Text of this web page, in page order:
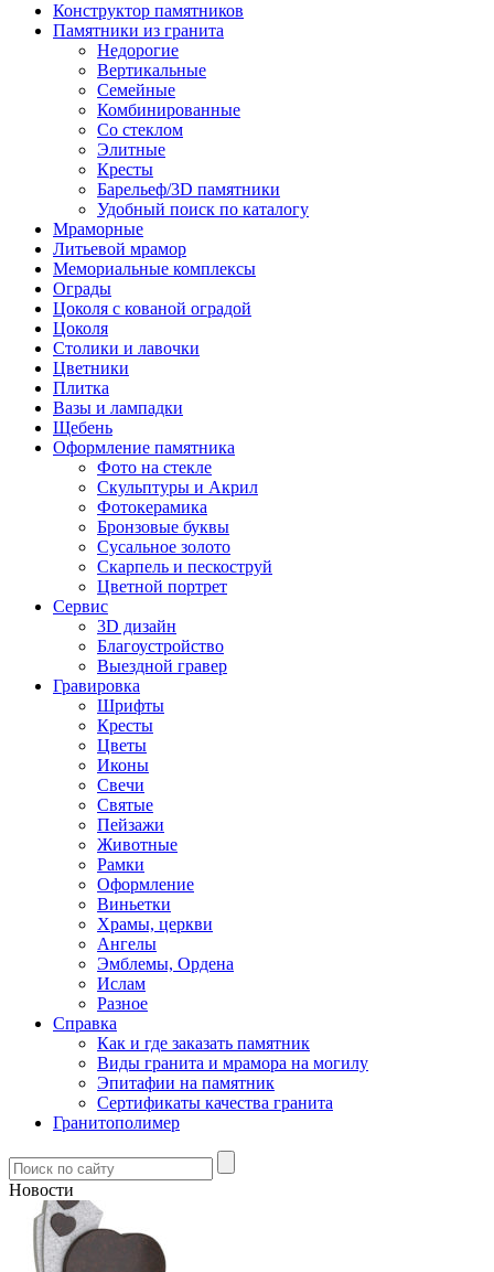
Конструктор памятников
Памятники из гранита
Недорогие
Вертикальные
Семейные
Комбинированные
Со стеклом
Элитные
Кресты
Барельеф/3D памятники
Удобный поиск по каталогу
Мраморные
Литьевой мрамор
Мемориальные комплексы
Ограды
Цоколя с кованой оградой
Цоколя
Столики и лавочки
Цветники
Плитка
Вазы и лампадки
Щебень
Оформление памятника
Фото на стекле
Скульптуры и Акрил
Фотокерамика
Бронзовые буквы
Сусальное золото
Скарпель и пескоструй
Цветной портрет
Сервис
3D дизайн
Благоустройство
Выездной гравер
Гравировка
Шрифты
Кресты
Цветы
Иконы
Свечи
Святые
Пейзажи
Животные
Рамки
Оформление
Виньетки
Храмы, церкви
Ангелы
Эмблемы, Ордена
Ислам
Разное
Справка
Как и где заказать памятник
Виды гранита и мрамора на могилу
Эпитафии на памятник
Сертификаты качества гранита
Гранитополимер
Новости